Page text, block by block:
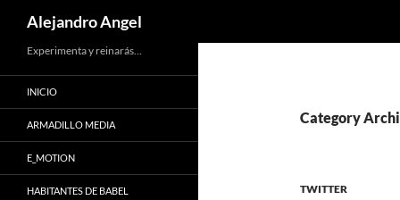
to
content
Alejandro Angel
Category
TWITTER
Experimenta y reinarás…
INICIO
ARMADILLO MEDIA
E_MOTION
HABITANTES DE BABEL